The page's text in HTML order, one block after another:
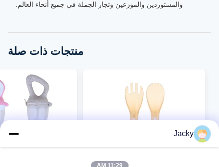
والمستوردين والموزعين وتجار الجملة في جميع أنحاء العالم.
منتجات ذات صلة
Jacky
11:29 AM